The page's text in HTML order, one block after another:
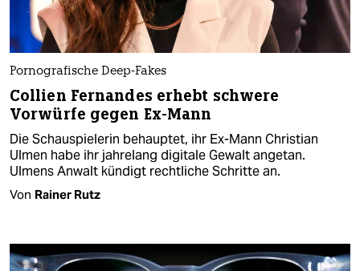
Pornografische Deep-Fakes
Collien Fernandes erhebt schwere
Vorwürfe gegen Ex-Mann
Die Schauspielerin behauptet, ihr Ex-Mann Christian
Ulmen habe ihr jahrelang digitale Gewalt angetan.
Ulmens Anwalt kündigt rechtliche Schritte an.
Von Rainer Rutz